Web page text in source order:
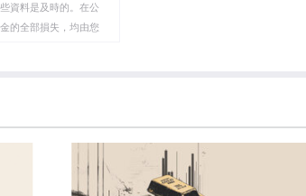
資料是及時的。在公
的全部損失，均由您
錯誤，遺漏或任何損
供任何投資建議。